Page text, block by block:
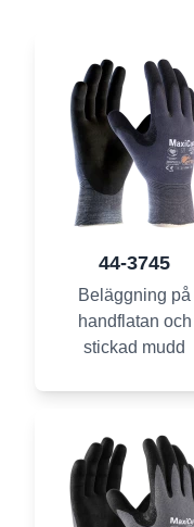
44-3745
Beläggning på
handflatan och
stickad mudd